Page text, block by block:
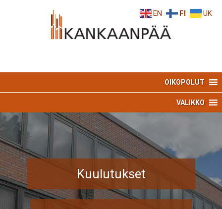
OIKOPOLUT
VALIKKO
Kuulutukset
EN FI UK